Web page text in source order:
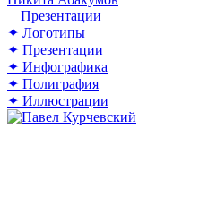
Презентации
✦ Логотипы
✦ Презентации
✦ Инфографика
✦ Полиграфия
✦ Иллюстрации